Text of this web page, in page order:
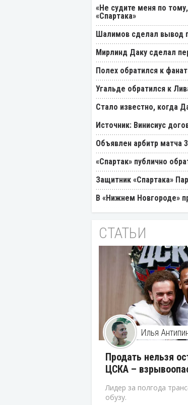
«Не судите меня по
«Спартака»
Шалимов сделал вывод
Мирлинд Даку сделал
Полех обратился к
Угальде обратился к
Стало известно, когда
Источник: Винисиус
Объявлен арбитр матча
«Спартак» публично
Защитник «Спартака»
В «Нижнем Новгороде»
СТАТЬИ
Илья
Продать нельзя
ЦСКА –
Лидер за полгода
обузу.